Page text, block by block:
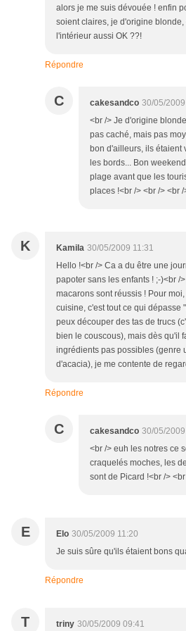
alors je me suis dévouée ! enfin
soient claires, je d'origine
l'intérieur aussi OK ??!
Répondre
C cakesandco 30/05/
<br /> Je d'origine
pas caché, mais pas
bon d'ailleurs, ils étaient
les bords... Bon
plage avant que les
places !<br /> <br /> <br /
K Kamila 30/05/2009 11:31
Hello !<br /> Ca a du être une
papoter sans les enfants ! ;-)<br /
macarons sont réussis ! Pour
cuisine, c'est tout ce qui dépasse
peux découper des tas de trucs
bien le couscous), mais dès qu'il
ingrédients pas possibles (genre
d'acacia), je me contente de
Répondre
C cakesandco 30/05/
<br /> euh les notres ce
craquelés moches, les
sont de Picard !<br />
E Elo 30/05/2009 11:20
Je suis sûre qu'ils étaient bons
Répondre
T triny 30/05/2009 09:41